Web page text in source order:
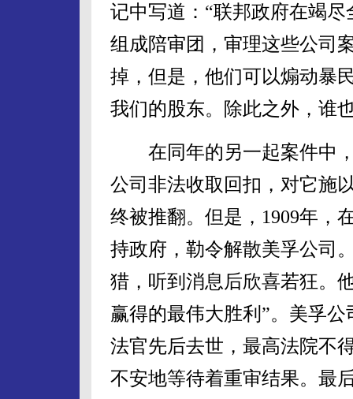
记中写道：“联邦政府在竭
组成陪审团，审理这些公司
掉，但是，他们可以煽动暴
我们的股东。除此之外，谁
在同年的另一起案件中，
公司非法收取回扣，对它施
终被推翻。但是，1909年，
持政府，勒令解散美孚公司
猎，听到消息后欣喜若狂。
赢得的最伟大胜利”。美孚
法官先后去世，最高法院不
不安地等待着重审结果。最